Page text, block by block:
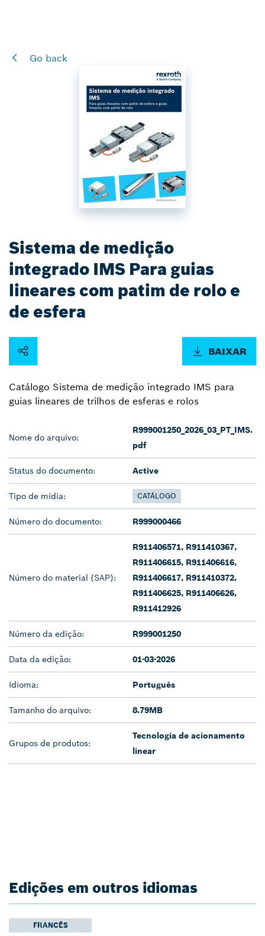
Go back
Sistema de medição
integrado IMS Para guias
lineares com patim de rolo e
de esfera
BAIXAR
Catálogo Sistema de medição integrado IMS para
guias lineares de trilhos de esferas e rolos
Nome do arquivo:
R999001250_2026_03_PT_IMS.
pdf
Status do documento: Active
Tipo de mídia: CATÁLOGO
Número do documento: R999000466
Número do material (SAP):
R911406571, R911410367,
R911406615, R911406616,
R911406617, R911410372,
R911406625, R911406626,
R911412926
Número da edição: R999001250
Data da edição: 01-03-2026
Idioma: Português
Tamanho do arquivo: 8.79MB
Grupos de produtos:
Tecnologia de acionamento
linear
Edições em outros idiomas
FRANCÊS